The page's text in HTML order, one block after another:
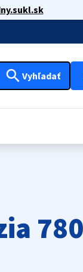
search Vyhľadať